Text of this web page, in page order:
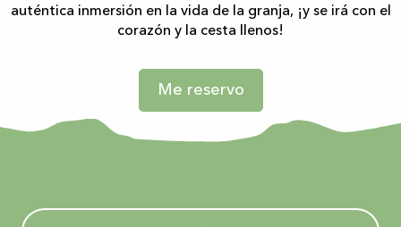
auténtica inmersión en la vida de la granja, ¡y se irá con el
corazón y la cesta llenos!
Me reservo